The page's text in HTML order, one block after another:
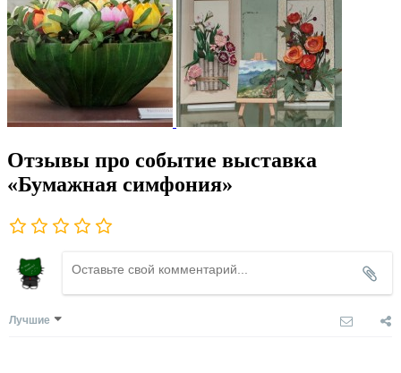
Отзывы про событие выставка
«Бумажная симфония»
Лучшие